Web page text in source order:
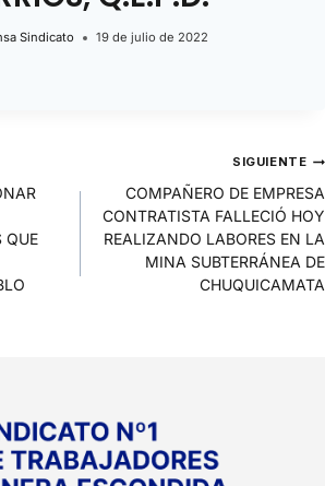
Sindicato 19 de julio de 2022
QUE
SIGUIENTE
COMPAÑERO DE EMPRESA
CONTRATISTA FALLECIÓ HOY
REALIZANDO LABORES EN LA
MINA SUBTERRÁNEA DE
CHUQUICAMATA